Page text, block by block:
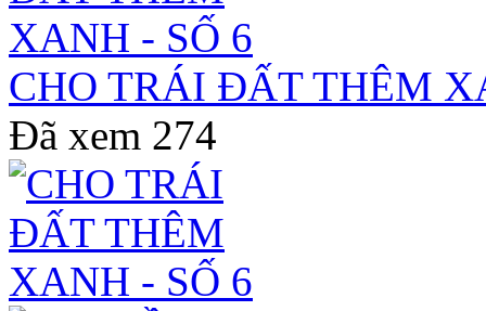
CHO TRÁI ĐẤT THÊM
Đã xem 274